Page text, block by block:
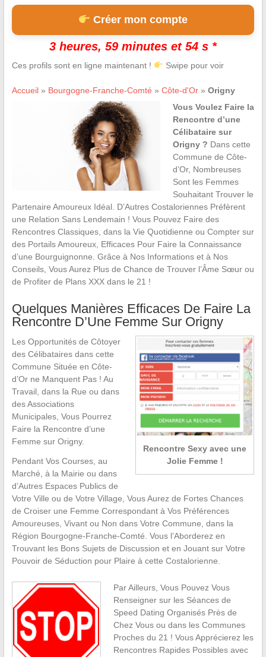
Créer mon compte
3 heures, 59 minutes et 53 s *
Ces profils sont en ligne maintenant ! Swipe pour voir
Accueil» Bourgogne-Franche-Comté » Côte-d'Or» Origny
Vous Voulez Faire la
Rencontre d’une
Célibataire sur
Origny ? Dans cette
Commune de Côte-
d’Or, Nombreuses
Sont les Femmes
Souhaitant Trouver le
Partenaire Amoureux Idéal. D’Autres Costaloriennes Préfèrent
une Relation Sans Lendemain ! Vous Pouvez Faire des
Rencontres Classiques, dans la Vie Quotidienne ou Compter sur
des Portails Amoureux, Efficaces Pour Faire la Connaissance
d’une Bourguignonne. Grâce à Nos Informations et à Nos
Conseils, Vous Aurez Plus de Chance de Trouver l’Âme Sœur ou
de Profiter de Plans XXX dans le 21 !
Quelques Manières Efficaces De Faire La
Rencontre D’Une Femme Sur Origny
Rencontre Sexy avec une
Jolie Femme !
Les Opportunités de Côtoyer
des Célibataires dans cette
Commune Située en Côte-
d’Or ne Manquent Pas ! Au
Travail, dans la Rue ou dans
des Associations
Municipales, Vous Pourrez
Faire la Rencontre d’une
Femme sur Origny.
Pendant Vos Courses, au
Marché, à la Mairie ou dans
d’Autres Espaces Publics de
Votre Ville ou de Votre Village, Vous Aurez de Fortes Chances
de Croiser une Femme Correspondant à Vos Préférences
Amoureuses, Vivant ou Non dans Votre Commune, dans la
Région Bourgogne-Franche-Comté. Vous l’Aborderez en
Trouvant les Bons Sujets de Discussion et en Jouant sur Votre
Pouvoir de Séduction pour Plaire à cette Costalorienne.
Par Ailleurs, Vous Pouvez Vous
Renseigner sur les Séances de
Speed Dating Organisés Près de
Chez Vous ou dans les Communes
Proches du 21 ! Vous Apprécierez les
Rencontres Rapides Possibles avec